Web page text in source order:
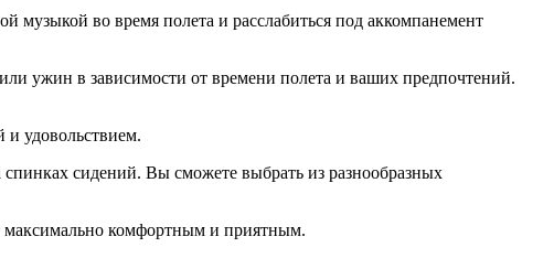
музыкой во время полета и расслабиться под аккомпанемент
ужин в зависимости от времени полета и ваших предпочтений.
удовольствием.
сидений. Вы сможете выбрать из разнообразных
максимально комфортным и приятным.